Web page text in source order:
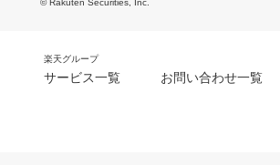
楽天グループ
サービス一覧 お問い合わせ一覧